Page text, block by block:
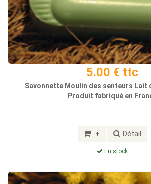
5.00 € ttc
Savonnette Moulin des senteurs Lait
Produit fabriqué en
+ Détail
En stock